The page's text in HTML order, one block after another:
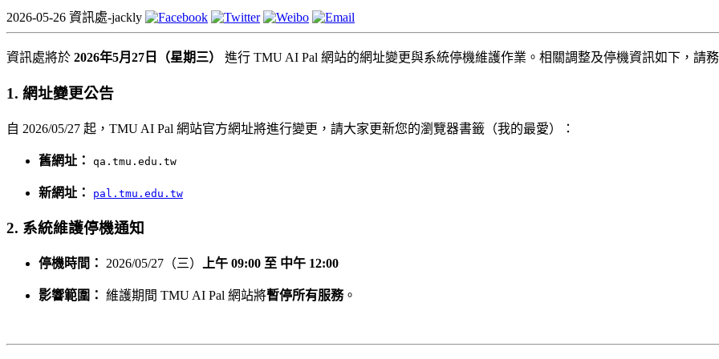
2026-05-26 資訊處-jackly
資訊處將於 2026年5月27日（星期三） 進行 TMU AI Pal 網站的網址變更與系統停機維護作業。相關調整及停機資訊如下，請務
1. 網址變更公告
自 2026/05/27 起，TMU AI Pal 網站官方網址將進行變更，請大家更新您的瀏覽器書籤（我的最愛）：
舊網址： qa.tmu.edu.tw
新網址： pal.tmu.edu.tw
2. 系統維護停機通知
停機時間： 2026/05/27（三） 上午 09:00 至 中午 12:00
影響範圍： 維護期間 TMU AI Pal 網站將暫停所有服務。